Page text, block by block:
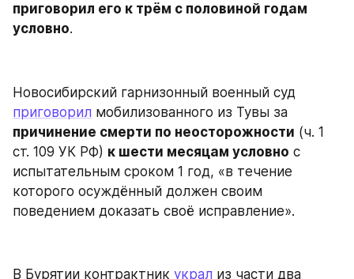
приговорил его к трём с половиной годам
условно.
приговорил
причинение смерти по неосторожности (ч. 1
ст. 109 УК РФ) к шести месяцам условно с
испытательным сроком 1 год, «в течение
которого осуждённый должен своим
поведением доказать своё исправление».
В Бурятии контрактник украл из части два